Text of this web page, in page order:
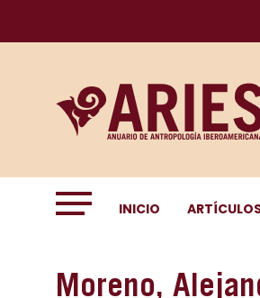
INICIO
Moreno,